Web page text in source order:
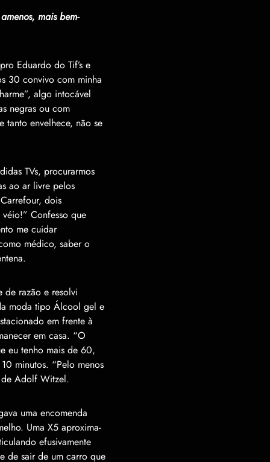
mais bem-
Eduardo do Tif’s e
30 convivo com minha
”, algo intocável
negras ou com
tanto envelhece, não se
TVs, procurarmos
ao ar livre pelos
dois
véio!” Confesso que
me cuidar
médico, saber o
de razão e resolvi
moda tipo Álcool gel e
em frente à
em casa. “O
eu tenho mais de 60,
minutos. “Pelo menos
Adolf Witzel.
uma encomenda
Uma X5 aproxima-
efusivamente
de sair de um carro que